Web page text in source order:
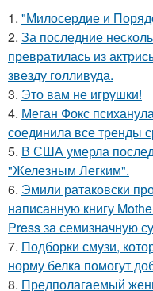
1. "Милосердие и
2. За последние
превратилась из
звезду голливуда.
3. Это вам не игрушки!
4. Меган Фокс
соединила все тренды
5. В США умерла
"Железным Легким".
6. Эмили ратаковски
написанную книгу
Press за семизначную
7. Подборки смузи,
норму белка помогут
8. Предполагаемый